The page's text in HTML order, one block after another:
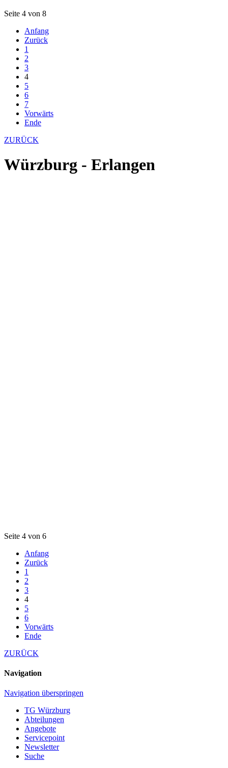
Seite 4 von 8
Anfang
Zurück
1
2
3
4
5
6
7
Vorwärts
Ende
ZURÜCK
Würzburg - Erlangen
Seite 4 von 6
Anfang
Zurück
1
2
3
4
5
6
Vorwärts
Ende
ZURÜCK
Navigation
Navigation überspringen
TG Würzburg
Abteilungen
Angebote
Servicepoint
Newsletter
Suche